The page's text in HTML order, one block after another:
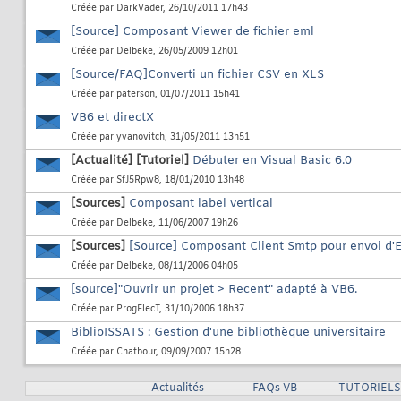
Créée par DarkVader, 26/10/2011 17h43
[Source] Composant Viewer de fichier eml
Créée par Delbeke, 26/05/2009 12h01
[Source/FAQ]Converti un fichier CSV en XLS
Créée par paterson, 01/07/2011 15h41
VB6 et directX
Créée par yvanovitch, 31/05/2011 13h51
[Actualité] [Tutoriel] Débuter en Visual Basic 6.0
Créée par SfJ5Rpw8, 18/01/2010 13h48
[Sources] Composant label vertical
Créée par Delbeke, 11/06/2007 19h26
[Sources] [Source] Composant Client Smtp pour envoi
Créée par Delbeke, 08/11/2006 04h05
[source]"Ouvrir un projet > Recent" adapté à VB6.
Créée par ProgElecT, 31/10/2006 18h37
BiblioISSATS : Gestion d'une bibliothèque universitaire
Créée par Chatbour, 09/09/2007 15h28
Actualités FAQs VB